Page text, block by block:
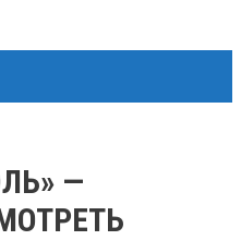
—